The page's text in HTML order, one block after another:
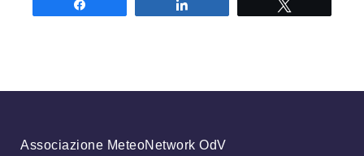
Associazione MeteoNetwork OdV